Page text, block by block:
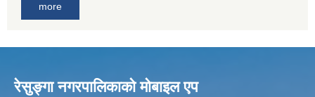
more
रेसुङ्गा नगरपालिकाकाे माेबाइल एप